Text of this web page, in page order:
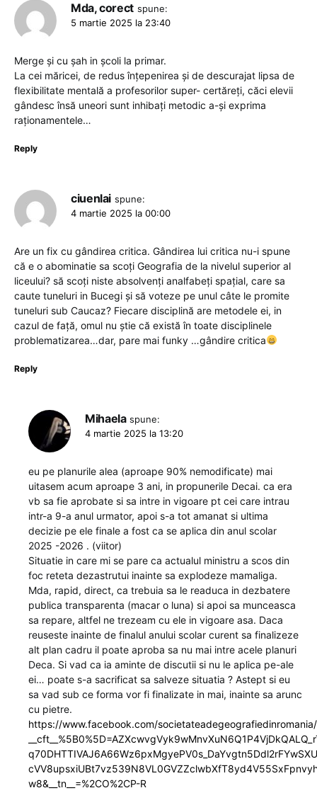
Mda, corect spune:
5 martie 2025 la 23:40
Merge și cu șah in școli la primar.
La cei măricei, de redus înțepenirea și de descurajat lipsa de
flexibilitate mentală a profesorilor super- certăreți, căci elevii
gândesc însă uneori sunt inhibați metodic a-și exprima
raționamentele…
Reply
ciuenlai spune:
4 martie 2025 la 00:00
Are un fix cu gândirea critica. Gândirea lui critica nu-i spune
că e o abominatie sa scoți Geografia de la nivelul superior al
liceului? să scoți niste absolvenți analfabeți spațial, care sa
caute tuneluri in Bucegi și să voteze pe unul câte le promite
tuneluri sub Caucaz? Fiecare disciplină are metodele ei, in
cazul de față, omul nu știe că există în toate disciplinele
problematizarea…dar, pare mai funky …gândire critica
Reply
Mihaela spune:
4 martie 2025 la 13:20
eu pe planurile alea (aproape 90% nemodificate) mai
uitasem acum aproape 3 ani, in propunerile Decai. ca era
vb sa fie aprobate si sa intre in vigoare pt cei care intrau
intr-a 9-a anul urmator, apoi s-a tot amanat si ultima
decizie pe ele finale a fost ca se aplica din anul scolar
2025 -2026 . (viitor)
Situatie in care mi se pare ca actualul ministru a scos din
foc reteta dezastrutui inainte sa explodeze mamaliga.
Mda, rapid, direct, ca trebuia sa le readuca in dezbatere
publica transparenta (macar o luna) si apoi sa munceasca
sa repare, altfel ne trezeam cu ele in vigoare asa. Daca
reuseste inainte de finalul anului scolar curent sa finalizeze
alt plan cadru il poate aproba sa nu mai intre acele planuri
Deca. Si vad ca ia aminte de discutii si nu le aplica pe-ale
ei… poate s-a sacrificat sa salveze situatia ? Astept si eu
sa vad sub ce forma vor fi finalizate in mai, inainte sa arunc
cu pietre.
https://www.facebook.com/
w8&__tn__=%2CO%2CP-R